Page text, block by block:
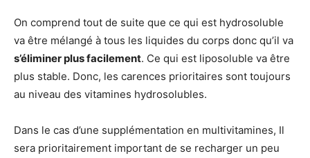
On comprend tout de suite que ce qui est hydrosoluble
va être mélangé à tous les liquides du corps donc qu’il va
s’éliminer plus facilement. Ce qui est liposoluble va être
plus stable. Donc, les carences prioritaires sont toujours
au niveau des vitamines hydrosolubles.
Dans le cas d’une supplémentation en multivitamines, Il
sera prioritairement important de se recharger un peu